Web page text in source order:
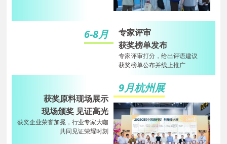
6-8月
专家评审
获奖榜单发布
专家评审打分，给出评语建议
获奖榜单公布并线上推广
获奖原料现场展示
现场颁奖 见证高光
获奖企业荣誉加冕，行业专家大咖
共同见证荣耀时刻
9月杭州展